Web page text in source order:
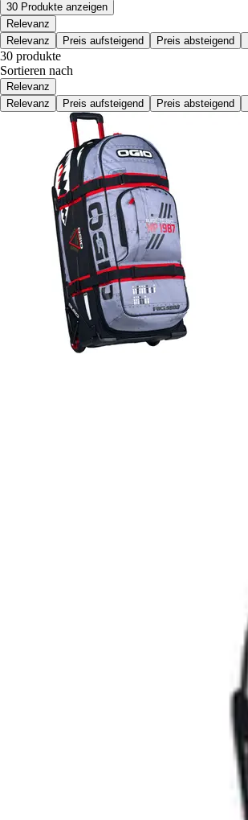
30 Produkte anzeigen
Relevanz
Relevanz
Preis aufsteigend Preis absteigend
30 produkte
Sortieren nach
Relevanz
Relevanz
Preis aufsteigend Preis absteigend